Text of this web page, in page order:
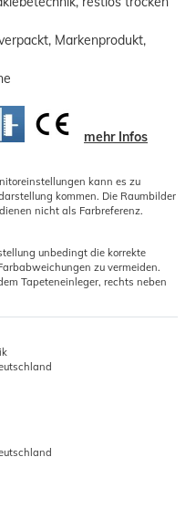
Markenprodukt,
mehr Infos
kann es zu
kommen. Die Raumbilder
nicht als Farbreferenz.
unbedingt die korrekte
zu vermeiden.
Tapeteneinleger, rechts neben